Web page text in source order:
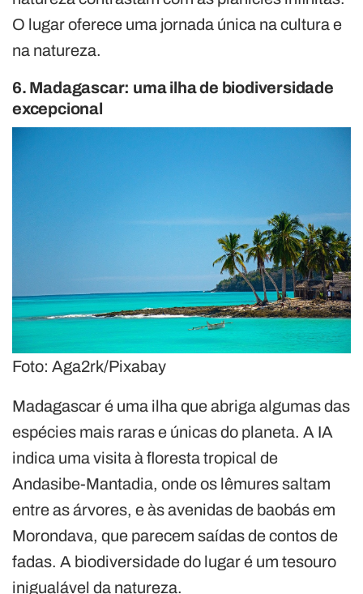
O lugar oferece uma jornada única na cultura e
na natureza.
6. Madagascar: uma ilha de biodiversidade
excepcional
Foto: Aga2rk/Pixabay
Madagascar é uma ilha que abriga algumas das
espécies mais raras e únicas do planeta. A IA
indica uma visita à floresta tropical de
Andasibe-Mantadia, onde os lêmures saltam
entre as árvores, e às avenidas de baobás em
Morondava, que parecem saídas de contos de
fadas. A biodiversidade do lugar é um tesouro
inigualável da natureza.